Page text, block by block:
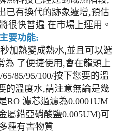
已有換代的跡象遽增,預估
很快普遍 在市場上運用。
要功能:
加熱變成熱水,並且可以選
為 了便捷使用,會在龍頭上
85/95/100/按下您要的溫
的溫度水,請注意無論是幾
RO 濾芯過濾為0.0001UM
屬鉛亞硝酸鹽0.005UM)可
種有害物質